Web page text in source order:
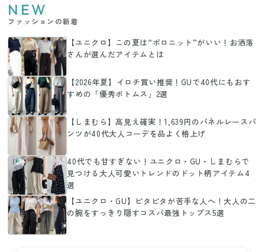
NEW
ファッションの新着
【ユニクロ】この夏は“ポロニット”がいい！お洒落
さんが選んだアイテムとは
【2026年夏】イロチ買い推奨！GUで40代にもおす
すめの「優秀ボトムス」2選
【しまむら】高見え確実！1,639円のパネルレースパ
ンツが40代大人コーデを品よく格上げ
40代でも甘すぎない！ユニクロ・GU・しまむらで
見つける大人可愛いトレンドのドット柄アイテム4
選
【ユニクロ・GU】ピタピタが苦手な人へ！大人の二
の腕をすっきり隠すコスパ最強トップス5選